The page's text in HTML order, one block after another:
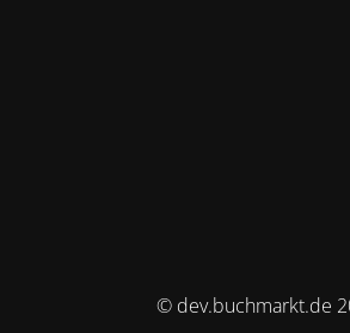
© dev.buchmarkt.de